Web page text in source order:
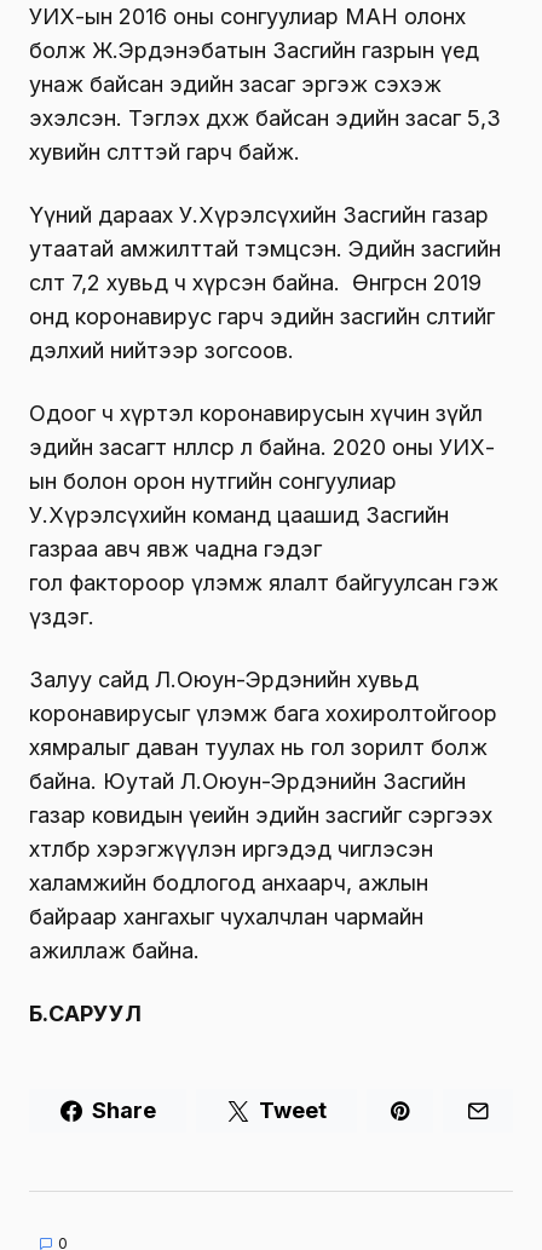
УИХ-ын 2016 оны сонгуулиар МАН олонх
болж Ж.Эрдэнэбатын Засгийн газрын үед
унаж байсан эдийн засаг эргэж сэхэж
эхэлсэн. Тэглэх дөхөж байсан эдийн засаг 5,3
хувийн өсөлттэй гарч байж.
Үүний дараах У.Хүрэлсүхийн Засгийн газар
утаатай амжилттай тэмцсэн. Эдийн засгийн
өсөлт 7,2 хувьд ч хүрсэн байна. Өнгөрсөн 2019
онд коронавирус гарч эдийн засгийн өсөлтийг
дэлхий нийтээр зогсоов.
Одоог ч хүртэл коронавирусын хүчин зүйл
эдийн засагт нөлөөлсөөр л байна. 2020 оны УИХ-
ын болон орон нутгийн сонгуулиар
У.Хүрэлсүхийн команд цаашид Засгийн
газраа авч явж чадна гэдэг
гол фактороор үлэмж ялалт байгуулсан гэж
үздэг.
Залуу сайд Л.Оюун-Эрдэнийн хувьд
коронавирусыг үлэмж бага хохиролтойгоор
хямралыг даван туулах нь гол зорилт болж
байна. Юутай Л.Оюун-Эрдэнийн Засгийн
газар ковидын үеийн эдийн засгийг сэргээх
хөтөлбөр хэрэгжүүлэн иргэдэд чиглэсэн
халамжийн бодлогод анхаарч, ажлын
байраар хангахыг чухалчлан чармайн
ажиллаж байна.
Б.САРУУЛ
Share Tweet
0